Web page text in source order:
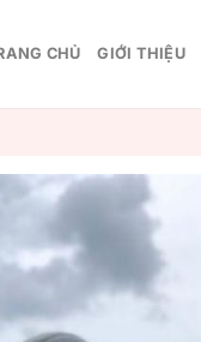
CHỦ GIỚI THIỆU